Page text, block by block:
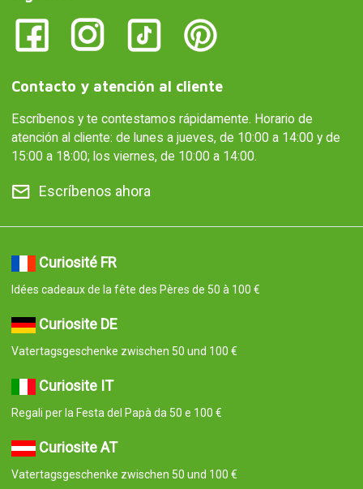
Contacto y atención al cliente
Escríbenos y te contestamos rápidamente. Horario de
atención al cliente: de lunes a jueves, de 10:00 a 14:00 y de
15:00 a 18:00; los viernes, de 10:00 a 14:00.
Escríbenos ahora
Curiosité FR
Idées cadeaux de la fête des Pères de 50 à 100 €
Curiosite DE
Vatertagsgeschenke zwischen 50 und 100 €
Curiosite IT
Regali per la Festa del Papà da 50 e 100 €
Curiosite AT
Vatertagsgeschenke zwischen 50 und 100 €